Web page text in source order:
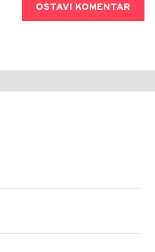
OSTAVI KOMENTAR